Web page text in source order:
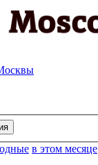
в этом месяце